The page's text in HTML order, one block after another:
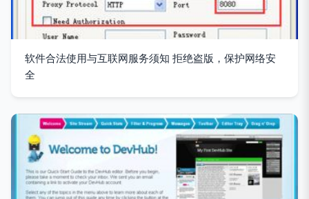
软件合法使用与互联网服务须知 拒绝盗版，保护网络安
全